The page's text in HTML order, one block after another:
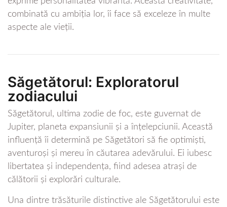
combinată cu ambiția lor, îi face să exceleze în multe
aspecte ale vieții.
Săgetătorul: Exploratorul
zodiacului
Săgetătorul, ultima zodie de foc, este guvernat de
Jupiter, planeta expansiunii și a înțelepciunii. Această
influență îi determină pe Săgetători să fie optimiști,
aventuroși și mereu în căutarea adevărului. Ei iubesc
libertatea și independența, fiind adesea atrași de
călătorii și explorări culturale.
Una dintre trăsăturile distinctive ale Săgetătorului este